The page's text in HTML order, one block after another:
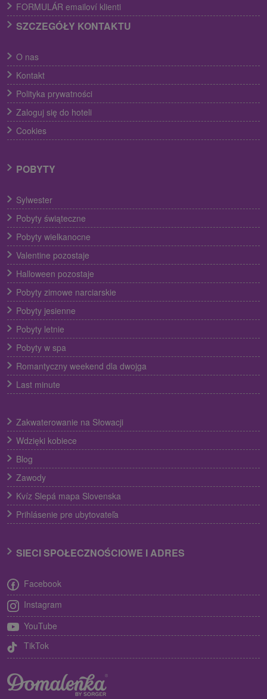
FORMULÁR emailoví klienti
SZCZEGÓŁY KONTAKTU
O nas
Kontakt
Polityka prywatności
Zaloguj się do hoteli
Cookies
POBYTY
Sylwester
Pobyty świąteczne
Pobyty wielkanocne
Valentine pozostaje
Halloween pozostaje
Pobyty zimowe narciarskie
Pobyty jesienne
Pobyty letnie
Pobyty w spa
Romantyczny weekend dla dwojga
Last minute
Zakwaterowanie na Słowacji
Wdzięki kobiece
Blog
Zawody
Kvíz Slepá mapa Slovenska
Prihlásenie pre ubytovateľa
SIECI SPOŁECZNOŚCIOWE I ADRES
Facebook
Instagram
YouTube
TikTok